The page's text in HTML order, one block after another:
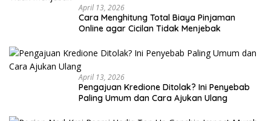
April 13, 2026
Cara Menghitung Total Biaya Pinjaman
Online agar Cicilan Tidak Menjebak
April 13, 2026
Pengajuan Kredione Ditolak? Ini Penyebab
Paling Umum dan Cara Ajukan Ulang